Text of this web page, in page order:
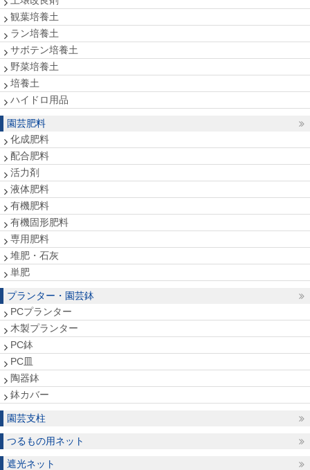
観葉培養土
ラン培養土
サボテン培養土
野菜培養土
培養土
ハイドロ用品
園芸肥料
化成肥料
配合肥料
活力剤
液体肥料
有機肥料
有機固形肥料
専用肥料
堆肥・石灰
単肥
プランター・園芸鉢
PCプランター
木製プランター
PC鉢
PC皿
陶器鉢
鉢カバー
園芸支柱
つるもの用ネット
遮光ネット